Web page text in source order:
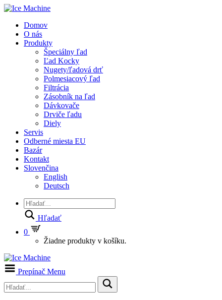
Domov
O nás
Produkty
Špeciálny ľad
Ľad Kocky
Nugety/ľadová drť
Polmesiacový ľad
Filtrácia
Zásobník na ľad
Dávkovače
Drviče ľadu
Diely
Servis
Odberné miesta EU
Bazár
Kontakt
Slovenčina
English
Deutsch
Hľadať
0
Žiadne produkty v košíku.
Prepínač Menu